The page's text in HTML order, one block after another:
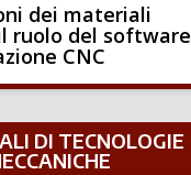
dei materiali
ruolo del software
CNC
DI TECNOLOGIE